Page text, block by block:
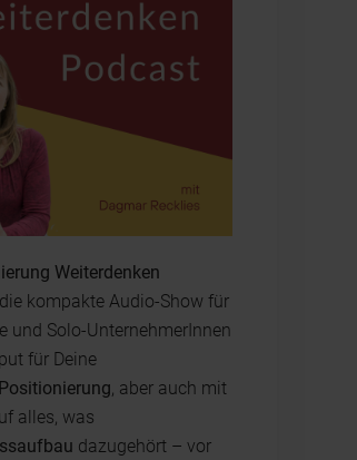
Weiterdenken
kompakte Audio-Show für
und Solo-UnternehmerInnen
für Deine
Positionierung, aber auch mit
alles, was
dazugehört – vor